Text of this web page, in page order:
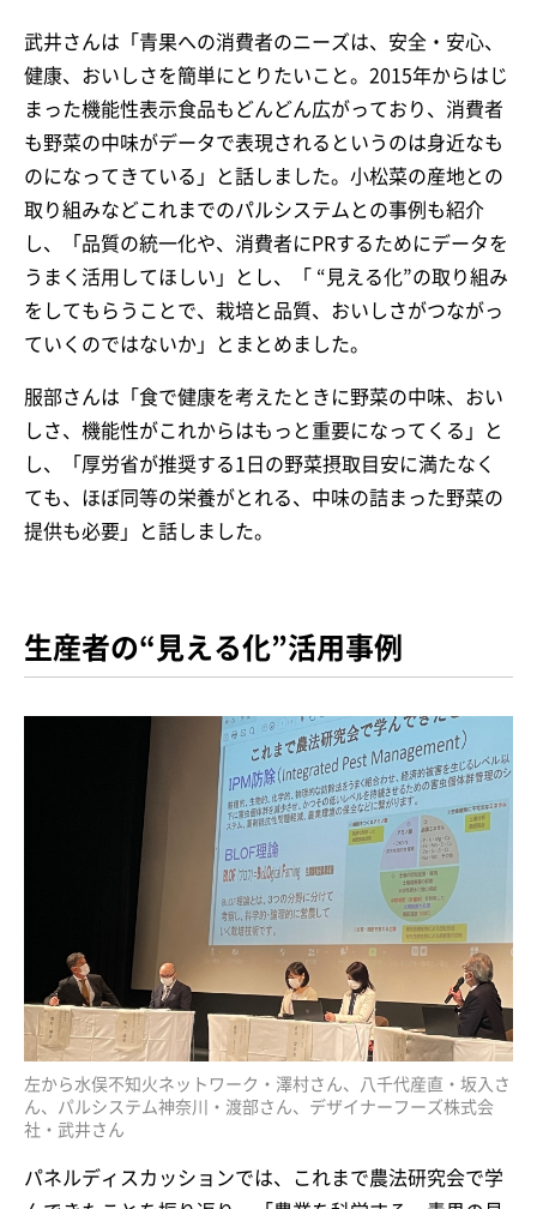
武井さんは「青果への消費者のニーズは、安全・安心、
健康、おいしさを簡単にとりたいこと。2015年からはじ
まった機能性表示食品もどんどん広がっており、消費者
も野菜の中味がデータで表現されるというのは身近なも
のになってきている」と話しました。小松菜の産地との
取り組みなどこれまでのパルシステムとの事例も紹介
し、「品質の統一化や、消費者にPRするためにデータを
うまく活用してほしい」とし、「 “見える化”の取り組み
をしてもらうことで、栽培と品質、おいしさがつながっ
ていくのではないか」とまとめました。
服部さんは「食で健康を考えたときに野菜の中味、おい
しさ、機能性がこれからはもっと重要になってくる」と
し、「厚労省が推奨する1日の野菜摂取目安に満たなく
ても、ほぼ同等の栄養がとれる、中味の詰まった野菜の
提供も必要」と話しました。
生産者の“見える化”活用事例
左から水俣不知火ネットワーク・澤村さん、八千代産直・坂入さ
ん、パルシステム神奈川・渡部さん、デザイナーフーズ株式会
社・武井さん
パネルディスカッションでは、これまで農法研究会で学